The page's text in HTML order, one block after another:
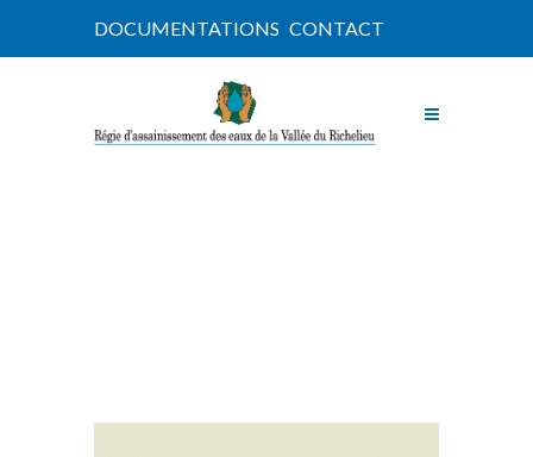
DOCUMENTATIONS CONTACT